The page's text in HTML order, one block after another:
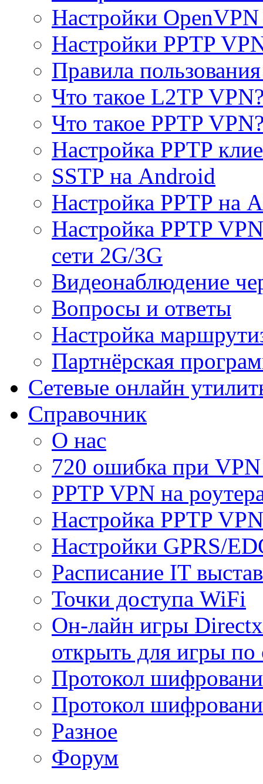
Настройки
Настройки PPTP
Правила
Что такое L2TP
Что такое PPTP
Настройка PPTP
SSTP на Android
Настройка PPTP на
Настройка PPTP
сети 2G/3G
Видеонаблюдение
Вопросы и ответы
Настройка
Партнёрская
Сетевые онлайн
Справочник
О нас
720 ошибка при
PPTP VPN на
Настройка PPTP
Настройки GPRS/
Расписание IT
Точки доступа WiFi
Он-лайн игры
открыть для игры по
Протокол
Протокол
Разное
Форум